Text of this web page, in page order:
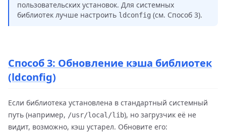
пользовательских установок. Для системных
библиотек лучше настроить ldconfig (см. Способ 3).
Способ 3: Обновление кэша библиотек
(ldconfig)
Если библиотека установлена в стандартный системный
путь (например, /usr/local/lib), но загрузчик её не
видит, возможно, кэш устарел. Обновите его: